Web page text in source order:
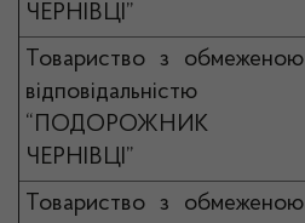
ЧЕРНІВЦІ”
Товариство з обмеженою
відповідальністю
“ПОДОРОЖНИК
ЧЕРНІВЦІ”
Товариство з обмеженою